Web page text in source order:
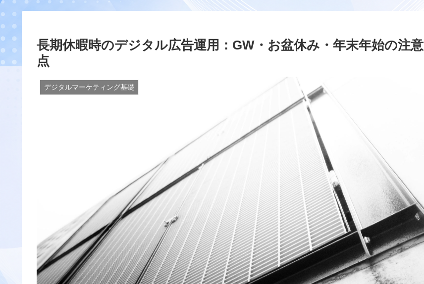
長期休暇時のデジタル広告運用：GW・お盆休み・年末年始の注意
点
デジタルマーケティング基礎